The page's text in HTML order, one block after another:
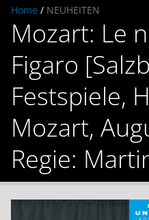
STARTSEITE
NEUHEITEN
AKTUELL
NEWSLETTER
FACHBEREICHE
Naxos Online Libraries
Rechte & Lizenzen
LABELS
ÜBER UNS
Home / NEUHEITEN
Mozart: Le
Figaro
Festspiele,
Mozart,
Regie: